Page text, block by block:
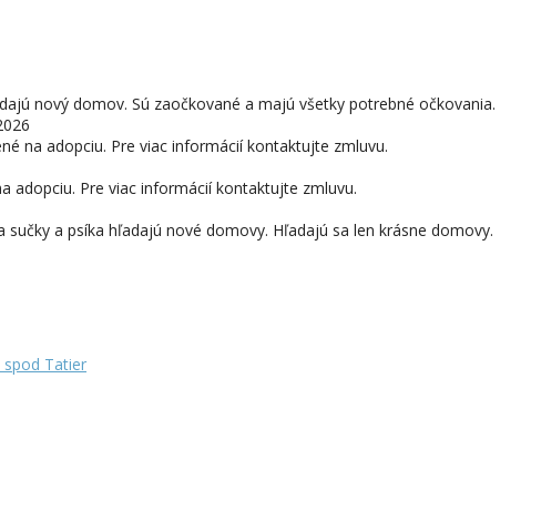
nový domov. Sú zaočkované a majú všetky potrebné očkovania.
na adopciu. Pre viac informácií kontaktujte zmluvu.
adopciu. Pre viac informácií kontaktujte zmluvu.
sučky a psíka hľadajú nové domovy. Hľadajú sa len krásne domovy.
spod Tatier